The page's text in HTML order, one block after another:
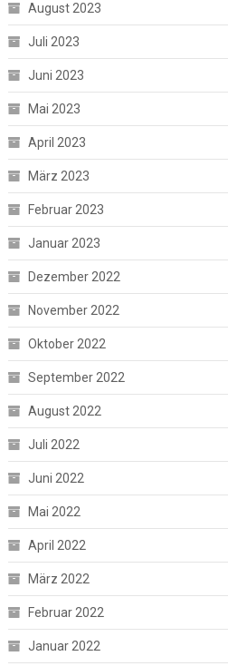
August 2023
Juli 2023
Juni 2023
Mai 2023
April 2023
März 2023
Februar 2023
Januar 2023
Dezember 2022
November 2022
Oktober 2022
September 2022
August 2022
Juli 2022
Juni 2022
Mai 2022
April 2022
März 2022
Februar 2022
Januar 2022